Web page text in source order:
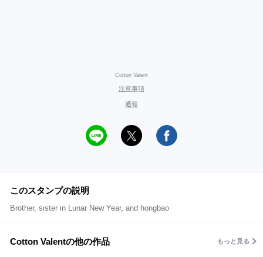
Cotton Valent
注意事項
通報
このスタンプの説明
Brother, sister in Lunar New Year, and hongbao
Cotton Valentの他の作品 もっと見る